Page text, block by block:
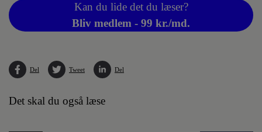
Kan du lide det du læser?
Bliv medlem - 99 kr./md.
Del Tweet Del
Det skal du også læse